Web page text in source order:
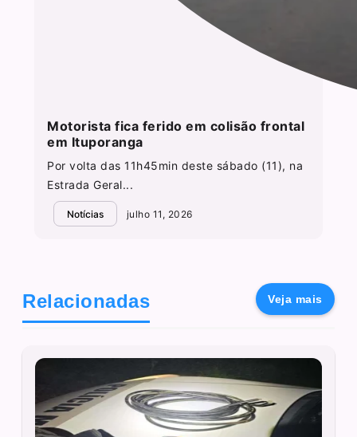
Motorista fica ferido em colisão frontal
em Ituporanga
Por volta das 11h45min deste sábado (11), na
Estrada Geral...
Notícias julho 11, 2026
Relacionadas Veja mais